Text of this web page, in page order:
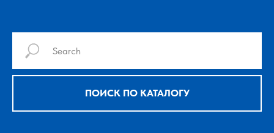
ПОИСК ПО КАТАЛОГУ